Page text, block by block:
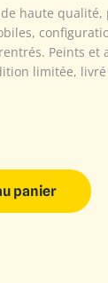
haute qualité,
Peints et
limitée, livré
panier